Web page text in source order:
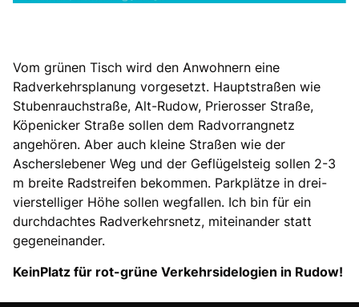
Vom grünen Tisch wird den Anwohnern eine
Radverkehrsplanung vorgesetzt. Hauptstraßen wie
Stubenrauchstraße, Alt-Rudow, Prierosser Straße,
Köpenicker Straße sollen dem Radvorrangnetz
angehören. Aber auch kleine Straßen wie der
Ascherslebener Weg und der Geflügelsteig sollen 2-3
m breite Radstreifen bekommen. Parkplätze in drei-
vierstelliger Höhe sollen wegfallen. Ich bin für ein
durchdachtes Radverkehrsnetz, miteinander statt
gegeneinander.
KeinPlatz für rot-grüne Verkehrsidelogien in Rudow!